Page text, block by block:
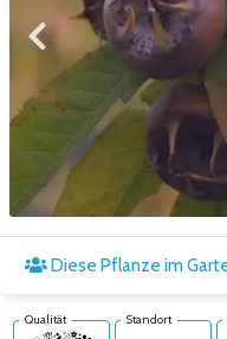
Zum vorigen Bild
Diese Pflanze im
Qualität Standort